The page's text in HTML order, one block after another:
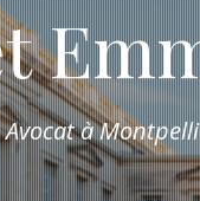
Avocat à